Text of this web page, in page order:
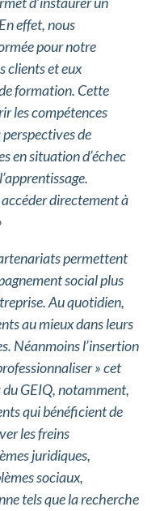
effet, nous
pour notre
clients et eux
formation. Cette
les compétences
de
en situation d’échec
directement à
permettent
social plus
Au quotidien,
au mieux dans leurs
Néanmoins l’insertion
» cet
GEIQ, notamment,
qui bénéficient de
les freins
juridiques,
sociaux,
tels que la recherche